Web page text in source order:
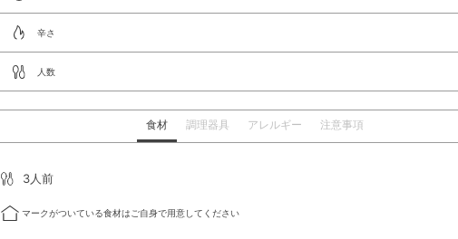
辛さ
人数
食材 調理器具 アレルギー 注意事項
3人前
マークがついている食材はご自身で用意してください